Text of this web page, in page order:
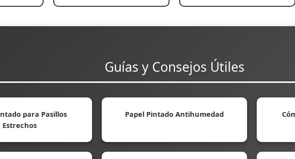
Guías y Consejos Útiles
para Pasillos
Estrechos
Papel Pintado Antihumedad